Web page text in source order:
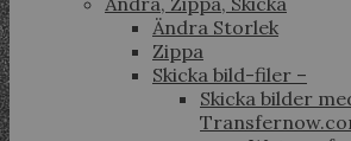
Ändra Storlek
Zippa
Skicka bild-filer –
Skicka bilder